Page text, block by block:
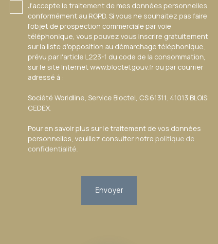
J'accepte le traitement de mes données personnelles
conformément au RGPD. Si vous ne souhaitez pas faire
l'objet de prospection commerciale par voie
téléphonique, vous pouvez vous inscrire gratuitement
sur la liste d'opposition au démarchage téléphonique,
prévu par l'article L223-1 du code de la consommation,
sur le site Internet www.bloctel.gouv.fr ou par courrier
adressé à :
Société Worldline, Service Bloctel, CS 61311, 41013 BLOIS
CEDEX.
Pour en savoir plus sur le traitement de vos données
personnelles, veuillez consulter notre politique de
confidentialité.
Envoyer